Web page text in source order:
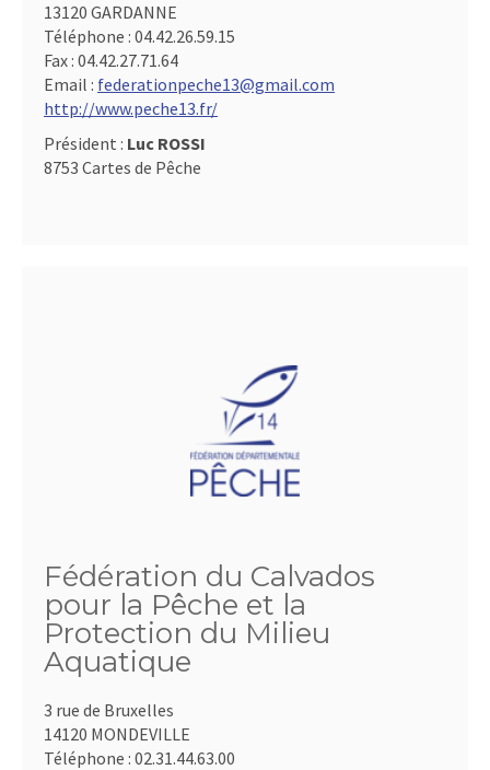
13120 GARDANNE
Téléphone : 04.42.26.59.15
Fax : 04.42.27.71.64
Email : federationpeche13@gmail.com
http://www.peche13.fr/
Président : Luc ROSSI
8753 Cartes de Pêche
Fédération du Calvados
pour la Pêche et la
Protection du Milieu
Aquatique
3 rue de Bruxelles
14120 MONDEVILLE
Téléphone : 02.31.44.63.00